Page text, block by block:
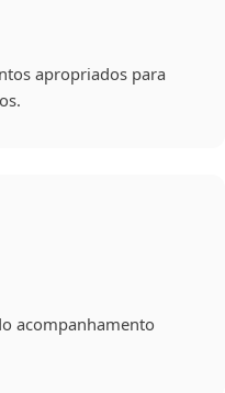
apropriados para
acompanhamento